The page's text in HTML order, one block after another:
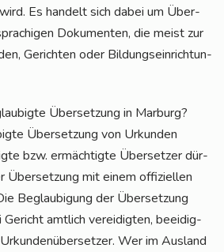
Es han­delt sich dabei um Über­
Doku­men­ten, die meist zur
Gerich­ten oder Bil­dungs­ein­rich­tun­
Über­set­zung in Mar­burg?
Über­set­zung von Urkun­den
bzw. ermäch­tig­te Über­set­zer dür­
Über­set­zung mit einem offi­zi­el­len
Beglau­bi­gung der Über­set­zung
Gericht amt­lich ver­ei­dig­ten, beei­dig­
Wer im Aus­land